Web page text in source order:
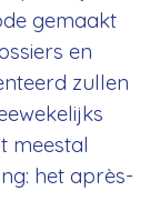
gemaakt
en
zullen
meestal
het après-